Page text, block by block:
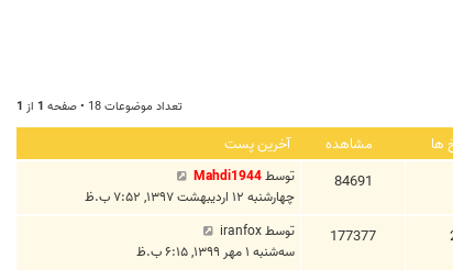
تعداد موضوعات 18 • صفحه 1 از 1
ها مشاهده آخرین پست
84691 توسطMahdi1944
چهارشنبه ۱۲ اردیبهشت ۱۳۹۷, ۷:۵۲ ب.ظ
177377 توسطiranfox
سه‌شنبه ۱ مهر ۱۳۹۹, ۶:۱۵ ب.ظ